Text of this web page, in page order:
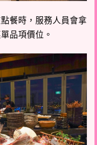
餐時，服務人員會拿
品項價位。